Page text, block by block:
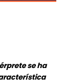
se ha